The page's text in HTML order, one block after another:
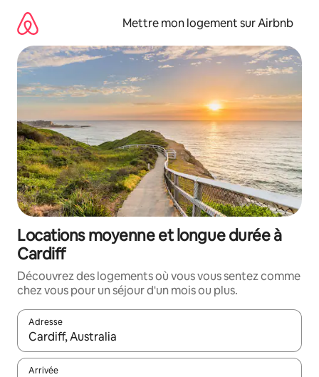
directement
contenu
Mettre mon logement sur Airbnb
Locations moyenne et longue durée à
Cardiff
Découvrez des logements où vous vous sentez comme
chez vous pour un séjour d'un mois ou plus.
Adresse
Lorsque les résultats s'affichent, utilisez les flèches vers le
Arrivée